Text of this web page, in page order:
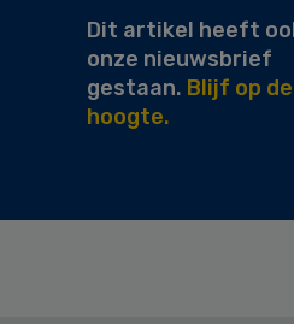
Dit artikel heeft
onze nieuwsbrief
gestaan. Blijf op de
hoogte.